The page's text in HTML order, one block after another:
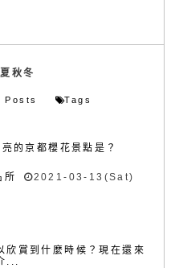
秋冬
Posts Tags
的京都櫻花景點是？
所 2021-03-13(Sat)
欣賞到什麼時候？現在還來
...